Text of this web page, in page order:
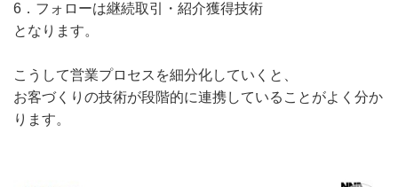
6．フォローは継続取引・紹介獲得技術
となります。
こうして営業プロセスを細分化していくと、
お客づくりの技術が段階的に連携していることがよく分か
ります。